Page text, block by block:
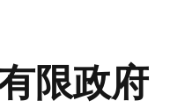
限政府